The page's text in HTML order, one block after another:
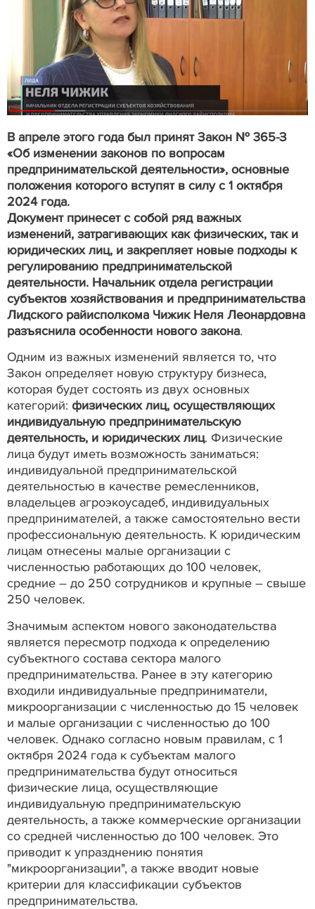
В апреле этого года был принят Закон № 365-З
«Об изменении законов по вопросам
предпринимательской деятельности», основные
положения которого вступят в силу с 1 октября
2024 года.
Документ принесет с собой ряд важных
изменений, затрагивающих как физических, так и
юридических лиц, и закрепляет новые подходы к
регулированию предпринимательской
деятельности. Начальник отдела регистрации
субъектов хозяйствования и предпринимательства
Лидского райисполкома Чижик Неля Леонардовна
разъяснила особенности нового закона.
Одним из важных изменений является то, что
Закон определяет новую структуру бизнеса,
которая будет состоять из двух основных
категорий: физических лиц, осуществляющих
индивидуальную предпринимательскую
деятельность, и юридических лиц. Физические
лица будут иметь возможность заниматься:
индивидуальной предпринимательской
деятельностью в качестве ремесленников,
владельцев агроэкоусадеб, индивидуальных
предпринимателей, а также самостоятельно вести
профессиональную деятельность. К юридическим
лицам отнесены малые организации с
численностью работающих до 100 человек,
средние – до 250 сотрудников и крупные – свыше
250 человек.
Значимым аспектом нового законодательства
является пересмотр подхода к определению
субъектного состава сектора малого
предпринимательства. Ранее в эту категорию
входили индивидуальные предприниматели,
микроорганизации с численностью до 15 человек
и малые организации с численностью до 100
человек. Однако согласно новым правилам, с 1
октября 2024 года к субъектам малого
предпринимательства будут относиться
физические лица, осуществляющие
индивидуальную предпринимательскую
деятельность, а также коммерческие организации
со средней численностью до 100 человек. Это
приводит к упразднению понятия
"микроорганизации", а также вводит новые
критерии для классификации субъектов
предпринимательства.